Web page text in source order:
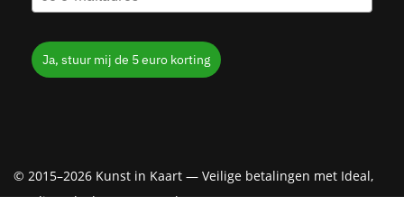
Ja, stuur mij de 5 euro korting
© 2015–2026 Kunst in Kaart — Veilige betalingen met Ideal,
Creditcard, Klarna & PayPal